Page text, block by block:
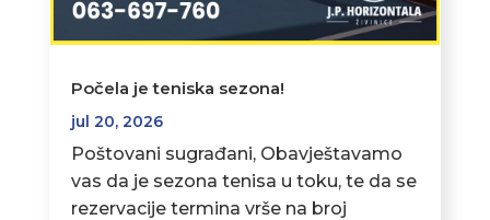
Počela je teniska sezona!
jul 20, 2026
Poštovani sugrađani, Obavještavamo
vas da je sezona tenisa u toku, te da se
rezervacije termina vrše na broj